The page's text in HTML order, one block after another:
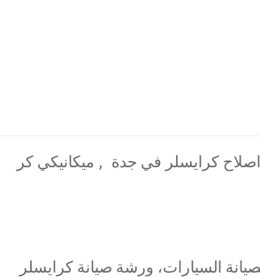
كرايسلر في جدة , ميكانيكي كر
السيارات، ورشة صيانة كرايسلر